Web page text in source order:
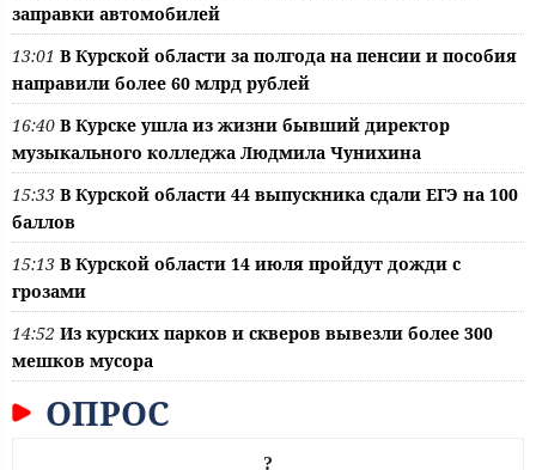
заправки автомобилей
13:01 В Курской области за полгода на пенсии и пособия
направили более 60 млрд рублей
16:40 В Курске ушла из жизни бывший директор
музыкального колледжа Людмила Чунихина
15:33 В Курской области 44 выпускника сдали ЕГЭ на 100
баллов
15:13 В Курской области 14 июля пройдут дожди с
грозами
14:52 Из курских парков и скверов вывезли более 300
мешков мусора
ОПРОС
?